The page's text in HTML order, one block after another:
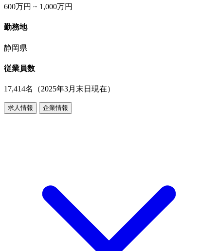
600万円 ~ 1,000万円
勤務地
静岡県
従業員数
17,414名（2025年3月末日現在）
求人情報 企業情報